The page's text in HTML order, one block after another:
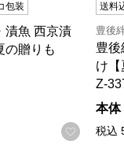
包装
漬魚 西京漬
の贈りも
お気に
送料
豊後
豊後
け【
Z-
本体
税込
索したい金額を入